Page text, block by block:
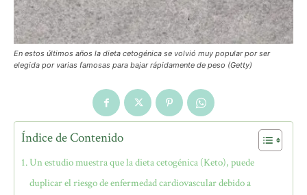
En estos últimos años la dieta cetogénica se volvió muy popular por ser
elegida por varias famosas para bajar rápidamente de peso (Getty)
Índice de Contenido
Un estudio muestra que la dieta cetogénica (Keto), puede
duplicar el riesgo de enfermedad cardiovascular debido a